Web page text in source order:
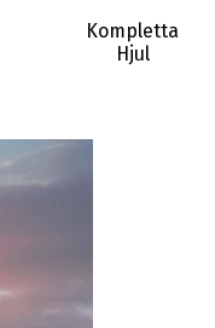
Kompletta
Hjul